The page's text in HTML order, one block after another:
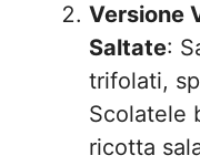
Versione
Saltate:
trifolati,
Scolatele
ricotta